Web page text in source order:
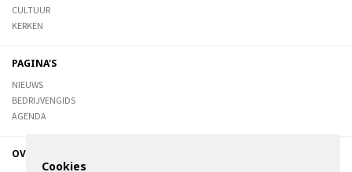
CULTUUR
KERKEN
PAGINA'S
NIEUWS
BEDRIJVENGIDS
AGENDA
OVER DE STIENSER
Cookies